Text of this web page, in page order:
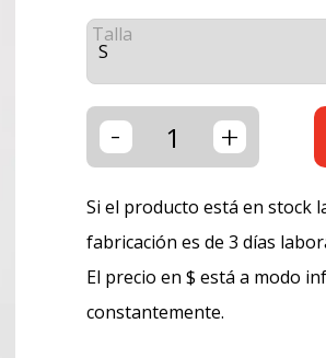
Talla
- +
Si el producto está en stock
fabricación es de 3 días
El precio en $ está a modo
constantemente.